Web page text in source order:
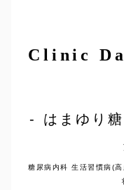
Clinic
はまゆり
糖尿病内科 生活習慣病(